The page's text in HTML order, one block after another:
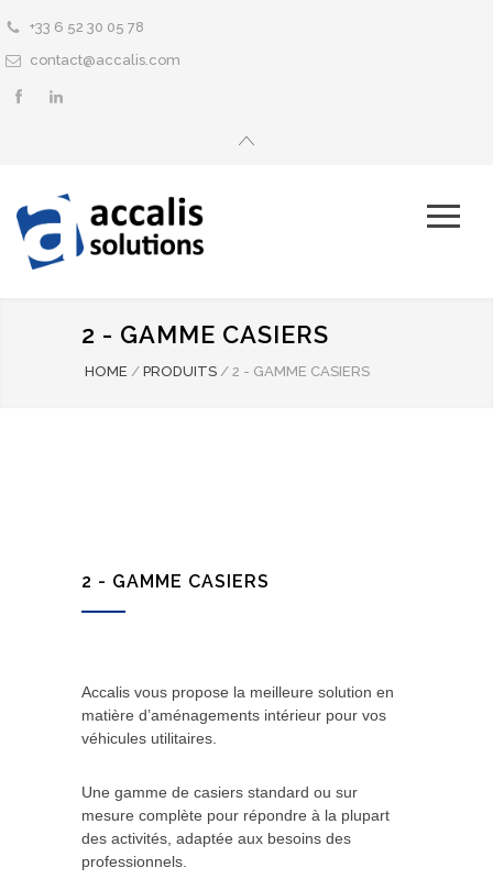
+33 6 52 30 05 78
contact@accalis.com
2 - GAMME CASIERS
HOME / PRODUITS / 2 - GAMME CASIERS
2 - GAMME CASIERS
Accalis vous propose la meilleure solution en
matière d’aménagements intérieur pour vos
véhicules utilitaires.
Une gamme de casiers standard ou sur
mesure complète pour répondre à la plupart
des activités, adaptée aux besoins des
professionnels.